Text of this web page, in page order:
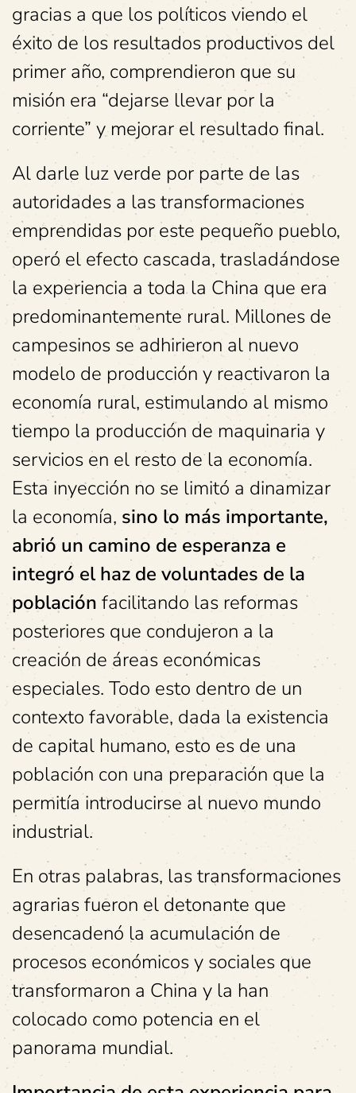
gracias a que los políticos viendo el
éxito de los resultados productivos del
primer año, comprendieron que su
misión era “dejarse llevar por la
corriente” y mejorar el resultado final.
Al darle luz verde por parte de las
autoridades a las transformaciones
emprendidas por este pequeño pueblo,
operó el efecto cascada, trasladándose
la experiencia a toda la China que era
predominantemente rural. Millones de
campesinos se adhirieron al nuevo
modelo de producción y reactivaron la
economía rural, estimulando al mismo
tiempo la producción de maquinaria y
servicios en el resto de la economía.
Esta inyección no se limitó a dinamizar
la economía, sino lo más importante,
abrió un camino de esperanza e
integró el haz de voluntades de la
población facilitando las reformas
posteriores que condujeron a la
creación de áreas económicas
especiales. Todo esto dentro de un
contexto favorable, dada la existencia
de capital humano, esto es de una
población con una preparación que la
permitía introducirse al nuevo mundo
industrial.
En otras palabras, las transformaciones
agrarias fueron el detonante que
desencadenó la acumulación de
procesos económicos y sociales que
transformaron a China y la han
colocado como potencia en el
panorama mundial.